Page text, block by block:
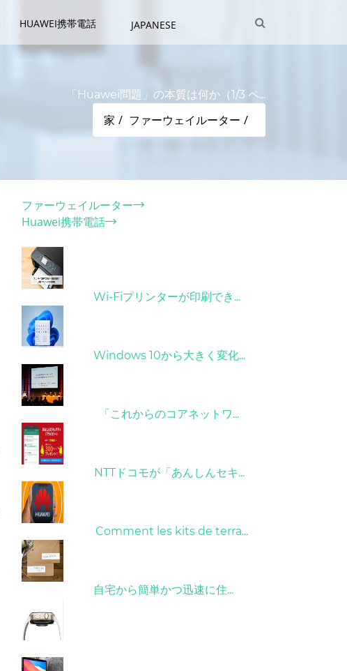
HUAWEI携帯電話 JAPANESE
「Huawei問題」の本質は何か（1/3 ペ...
家 ファーウェイルーター
ファーウェイルーター
Huawei携帯電話
Wi-Fiプリンターが印刷でき...
Windows 10から大きく変化...
「これからのコアネットワ...
NTTドコモが「あんしんセキ...
Comment les kits de terra...
自宅から簡単かつ迅速に住...